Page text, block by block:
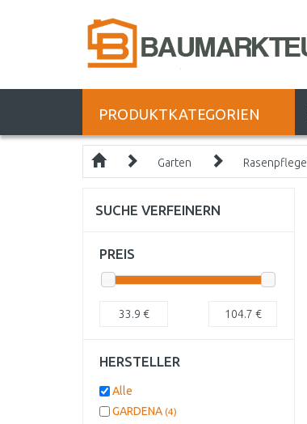
PRODUKTKATEGORIEN
Garten Rasenpflege
SUCHE VERFEINERN
PREIS
33.9 € 104.7 €
HERSTELLER
Alle
GARDENA (4)